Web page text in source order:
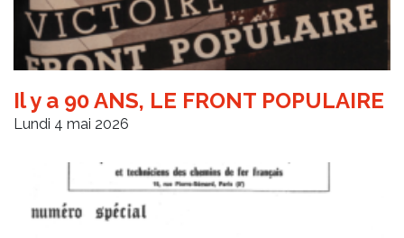
Il y a 90 ANS, LE FRONT POPULAIRE
Lundi 4 mai 2026